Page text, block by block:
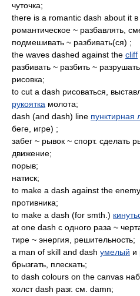
чуточка;
there is a romantic dash about it в
романтическое ~ разбавлять,
подмешивать ~ разбивать(ся) ;
the waves dashed against the cliff
разбивать ~ разбить ~
рисовка;
to cut a dash рисоваться,
рукоятка молота;
dash (and dash) line пунктирная
беге, игре) ;
забег ~ рывок ~ спорт. сделать
движение;
порыв;
натиск;
to make a dash against the
противника;
to make a dash (for smth.)
at one dash с одного раза ~
тире ~ энергия, решительность;
a man of skill and dash умелый и
брызгать, плескать;
to dash colours on the canvas
холст dash разг. см. damn;